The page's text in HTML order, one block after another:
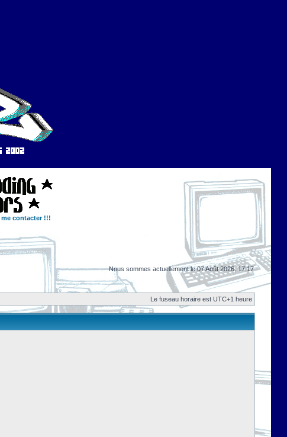
me contacter !!!
Nous sommes actuellement le 07 Août 2026, 17:17
Le fuseau horaire est UTC+1 heure